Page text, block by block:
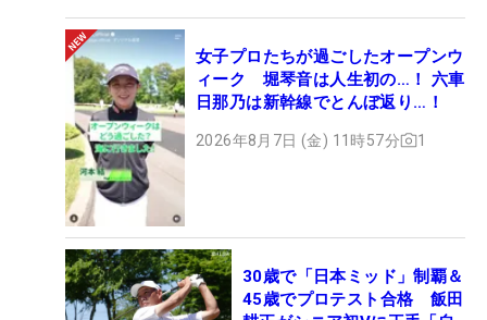
女子プロたちが過ごしたオープンウ
ィーク 堀琴音は人生初の…！ 六車
日那乃は新幹線でとんぼ返り…！
2026年8月7日 (金) 11時57分 1
30歳で「日本ミッド」制覇＆
45歳でプロテスト合格 飯田